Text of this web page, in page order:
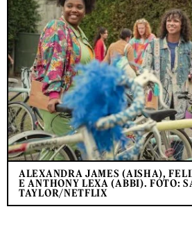
ALEXANDRA JAMES (AISHA),
E ANTHONY LEXA (ABBI). FOTO:
TAYLOR/NETFLIX